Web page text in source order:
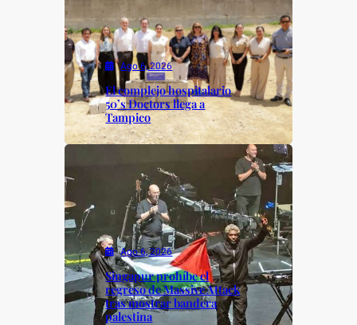
Ago 6, 2026
El complejo hospitalario
50’s Doctors llega a
Tampico
Ago 6, 2026
Singapur prohíbe el
regreso de Massive Attack
tras mostrar bandera
palestina